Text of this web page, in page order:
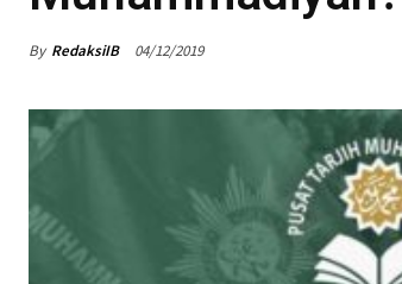
By RedaksiIB 04/12/2019